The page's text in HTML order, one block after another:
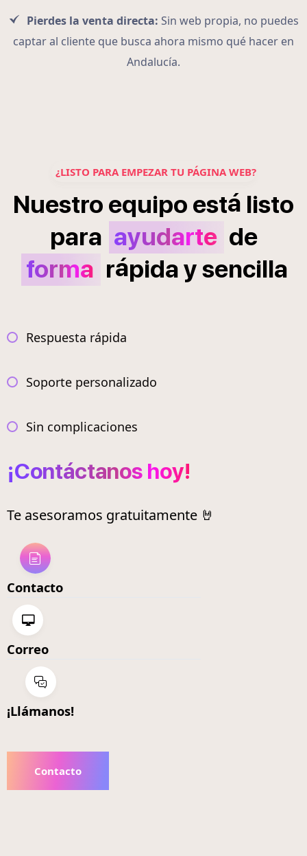
Pierdes la venta directa: Sin web propia, no puedes
captar al cliente que busca ahora mismo qué hacer en
Andalucía.
¿LISTO PARA EMPEZAR TU PÁGINA WEB?
Nuestro equipo está listo
para ayudarte de
forma rápidaysencilla
Respuesta rápida
Soporte personalizado
Sin complicaciones
¡Contáctanos hoy!
Te asesoramos gratuitamente 🤘
Contacto
Correo
¡Llámanos!
Contacto